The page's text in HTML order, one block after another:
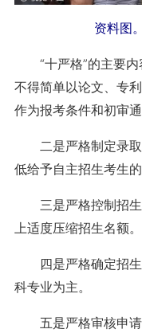
资料图
“十严格”的主要内
不得简单以论文、专
作为报考条件和初审通
二是严格制定录取
低给予自主招生考生的
三是严格控制招生
上适度压缩招生名额。
四是严格确定招生
科专业为主。
五是严格审核申请